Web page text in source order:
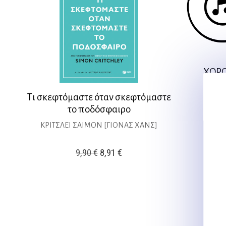
Τι σκεφτόμαστε όταν σκεφτόμαστε
το ποδόσφαιρο
ΚΡΙΤΣΛΕΙ ΣΑΙΜΟΝ [ΓΙΟΝΑΣ ΧΑΝΣ]
9,90€ Original
8,91€